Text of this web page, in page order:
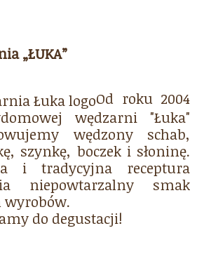
„ŁUKA”
Od roku 2004
wędzarni "Łuka"
wędzony schab,
szynkę, boczek i słoninę.
i tradycyjna receptura
niepowtarzalny smak
wyrobów.
do degustacji!